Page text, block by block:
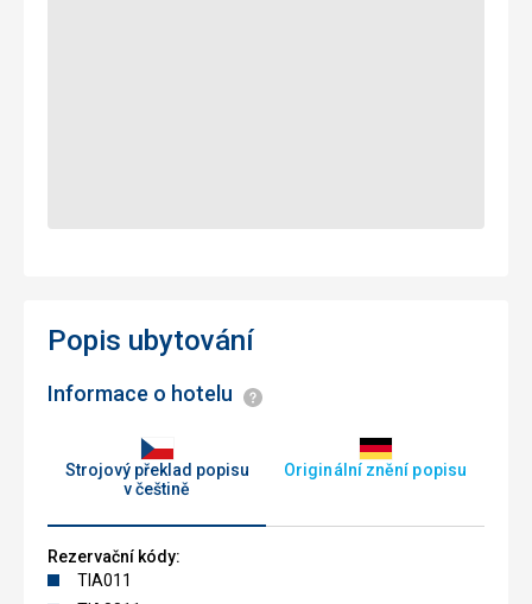
Strojový překlad popisu
v češtině
Originální znění popisu
Rezervační kódy:
TIA011
Popis ubytování
Informace o hotelu Informace